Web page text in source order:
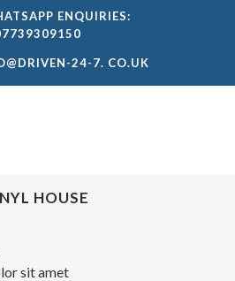
ENQUIRIES:
24-7. CO.UK
HOUSE
sit amet